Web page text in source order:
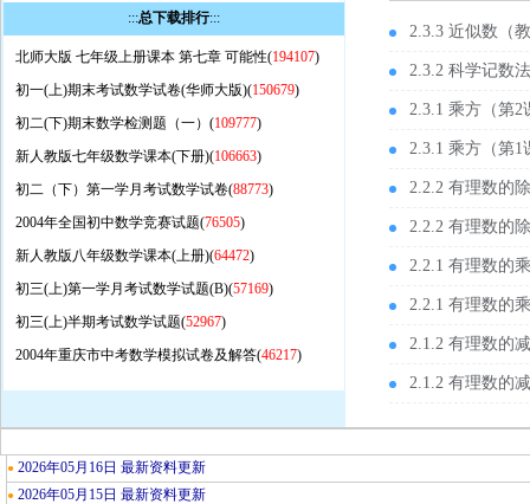
:::总下载排行:::
北师大版 七年级上册课本 第七章 可能性(194107)
初一(上)期末考试数学试卷(华师大版)(150679)
初二(下)期末数学检测题（一）(109777)
新人教版七年级数学课本(下册)(106663)
初二（下）第一学月考试数学试卷(88773)
2004年全国初中数学竞赛试题(76505)
新人教版八年级数学课本(上册)(64472)
初三(上)第一学月考试数学试题(B)(57169)
初三(上)半期考试数学试题(52967)
2004年重庆市中考数学模拟试卷及解答(46217)
2.3.3 近似数（
2.3.2 科学记数
2.3.1 乘方（第
2.3.1 乘方（第
2.2.2 有理数的
2.2.2 有理数的
2.2.1 有理数的
2.2.1 有理数的
2.1.2 有理数的
2.1.2 有理数的
● 2026年05月16日 最新资料更新
● 2026年05月15日 最新资料更新